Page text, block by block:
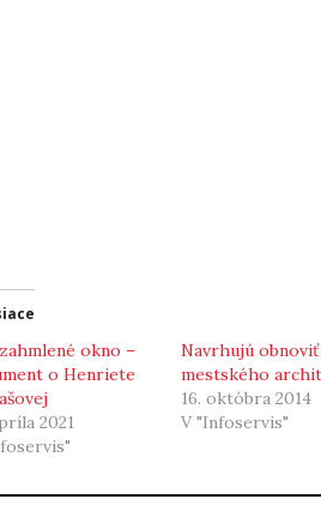
okno –
o Henriete
2021
Navrhujú
mestského
16. októbra 2014
V "Infoservis"